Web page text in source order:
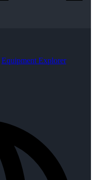
Equipment Explorer